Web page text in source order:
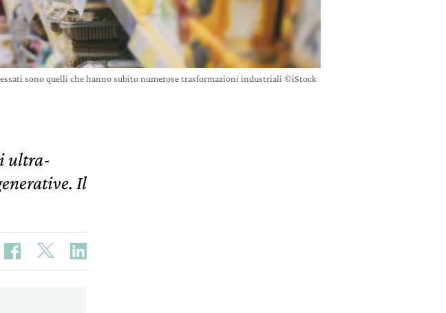
sono quelli che hanno subito numerose trasformazioni industriali ©iStock
ultra-
Il